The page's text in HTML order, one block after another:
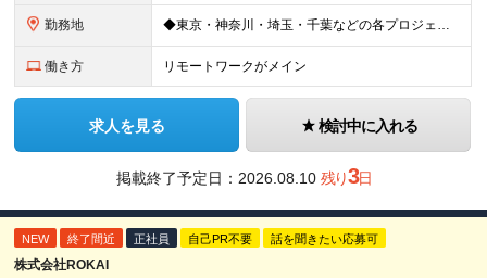
勤務地 ◆東京・神奈川・埼玉・千葉などの各プロジェクト先 ※希望勤務地を考慮します。 ※お客様先の9割は、東京23区内です。 ※転居を伴う転勤はありません。 ※フルリモートの場合は原則客先常駐となります。
働き方 リモートワークがメイン
求人を見る 検討中に入れる
掲載終了予定日： 2026.08.10 残り3日
NEW 終了間近 正社員 自己PR不要 話を聞きたい応募可
株式会社ROKAI